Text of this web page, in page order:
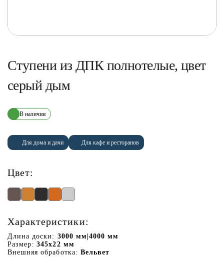
Ступени из ДПК полнотелые, цвет
серый дым
В наличии
Для дома и дачи Для кафе и ресторанов
Цвет:
Характеристики:
Длина доски: 3000 мм|4000 мм
Размер: 345х22 мм
Внешняя обработка: Вельвет